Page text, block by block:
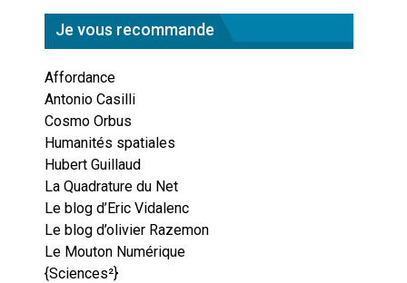
Je vous recommande
Affordance
Antonio Casilli
Cosmo Orbus
Humanités spatiales
Hubert Guillaud
La Quadrature du Net
Le blog d’Eric Vidalenc
Le blog d’olivier Razemon
Le Mouton Numérique
{Sciences²}